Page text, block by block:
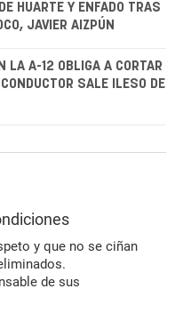
HUARTE Y ENFADO TRAS
JAVIER AIZPÚN
LA A-12 OBLIGA A CORTAR
SALE ILESO DE
y que no se ciñan
de sus